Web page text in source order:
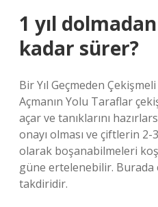
1 yıl
kadar sürer?
Bir Yıl Geçmeden
Açmanın Yolu Taraflar
açar ve tanıklarını
onayı olması ve çiftlerin 2-
olarak boşanabilmeleri
güne ertelenebilir.
takdiridir.